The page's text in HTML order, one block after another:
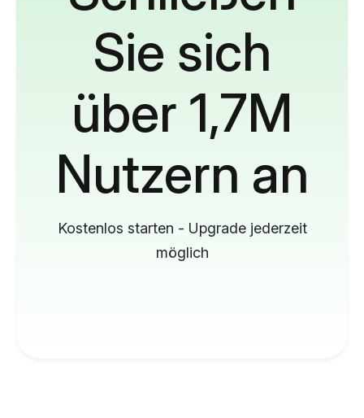
Sie sich
über 1,7M
Nutzern an
Kostenlos starten - Upgrade jederzeit
möglich